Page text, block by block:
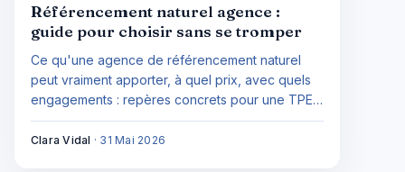
Référencement naturel agence :
guide pour choisir sans se tromper
Ce qu'une agence de référencement naturel
peut vraiment apporter, à quel prix, avec quels
engagements : repères concrets pour une TPE
qui veut investir sans se faire embarquer.
Clara Vidal · 31 Mai 2026